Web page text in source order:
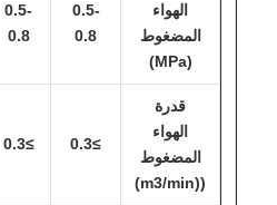
الهواء
المضغوط
(MPa)
0.5-
0.8
0.5-
0.8
قدرة
الهواء
المضغوط
((m3/min)
≥0.3
≥0.3